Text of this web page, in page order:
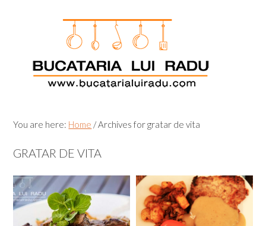
You are here: Home /Archives for gratar de vita
GRATAR DE VITA